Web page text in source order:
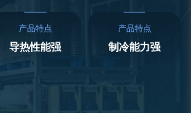
产品特点
导热性能强
产品特点
制冷能力强